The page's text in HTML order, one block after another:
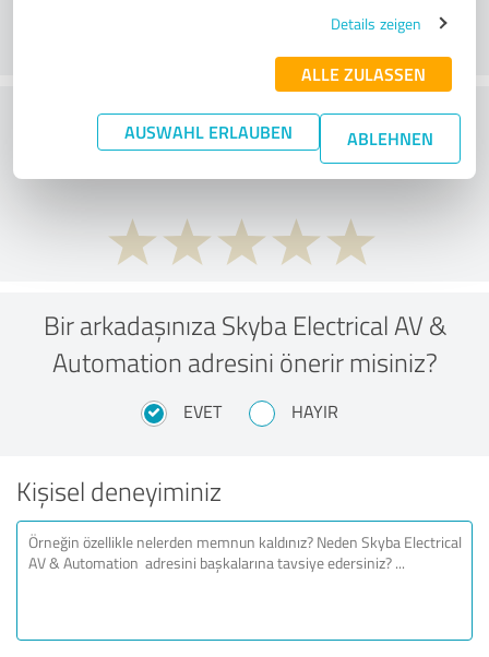
Details zeigen
ALLE ZULASSEN
AUSWAHL ERLAUBEN ABLEHNEN
Fiyat-performans oranı hakkında ne
düşünüyorsunuz?
Bir arkadaşınıza Skyba Electrical AV &
Automation adresini önerir misiniz?
EVET HAYIR
Kişisel deneyiminiz